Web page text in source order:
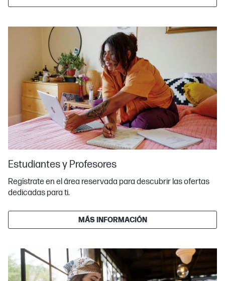
Estudiantes y Profesores
Regístrate en el área reservada para descubrir las ofertas
dedicadas para ti.
MÁS INFORMACIÓN